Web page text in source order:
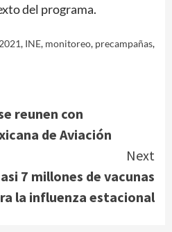
del programa.
, INE, monitoreo, precampañas,
reunen con
de Aviación
Next
7 millones de vacunas
la influenza estacional